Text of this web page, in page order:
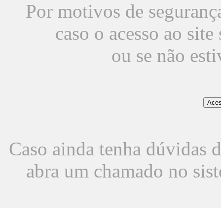
Por motivos de
caso o acesso ao
ou se não
Caso ainda tenha dúvidas
abra um chamado no